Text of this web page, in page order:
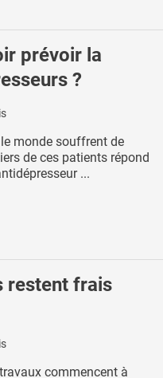
prévoir la
?
monde souffrent de
de ces patients répond
...
restent frais
commencent à